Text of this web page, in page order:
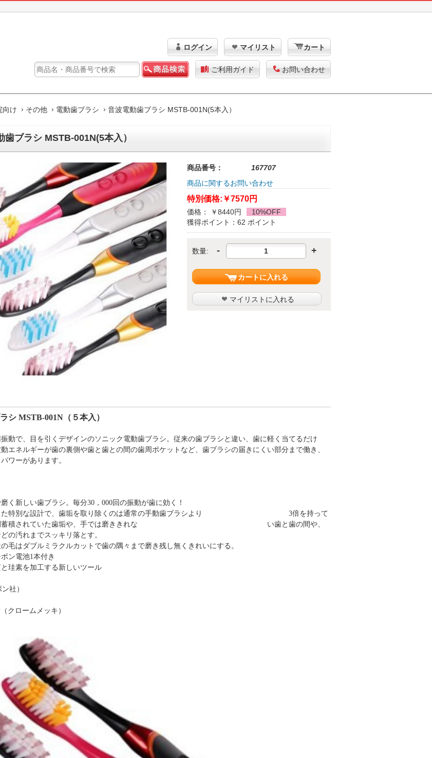
ログイン マイリスト カート
ご利用ガイド お問い合わせ
向け その他 電動歯ブラシ 音波電動歯ブラシ MSTB-001N(5本入）
歯ブラシ MSTB-001N(5本入）
商品番号：
167707
商品に関するお問い合わせ
特別価格: ￥7570円
価格： ￥8440円
10%OFF
獲得ポイント：62 ポイント
数量: - +
カートに入れる
マイリストに入れる
シ MSTB-001N（５本入）
動で、目を引くデザインのソニック電動歯ブラシ。 従来の歯ブラシと違い、歯に軽く当てるだけ
エネルギーが歯の裏側や歯と歯との間の歯周ポケットなど、歯ブラシの届きにくい部分まで働き、
ワーがあります。
く新しい歯ブラシ。毎分30 ，000回の振動が歯に効く！
た特別な設計で、 歯垢を取り除く のは通常の手動歯ブラシより 3倍を持って
積されていた歯垢や、手では磨ききれな
い歯と歯の間や、
の汚れまでスッキリ落と す。
の毛は ダブルミラクルカットで歯の隅々まで磨き残し無くきれいにする 。
ン電池1本付き
珪素を加工する新しいツール
ン社 ）
（クロームメッキ）